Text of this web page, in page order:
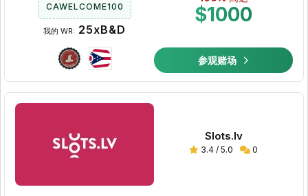
$1000
CAWELCOME100
我的 WR: 25xB&D
参观赌场
Slots.lv
3.4 / 5.0 0